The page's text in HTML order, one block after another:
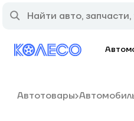
Автотовары